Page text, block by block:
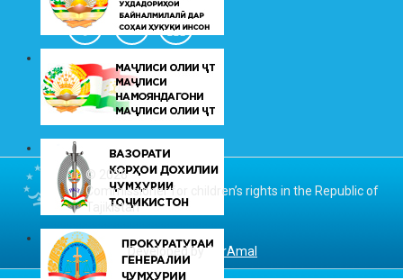
© 2026
Commissioner for children’s rights in the Republic of
Tajikistan
Developed byDarAmal